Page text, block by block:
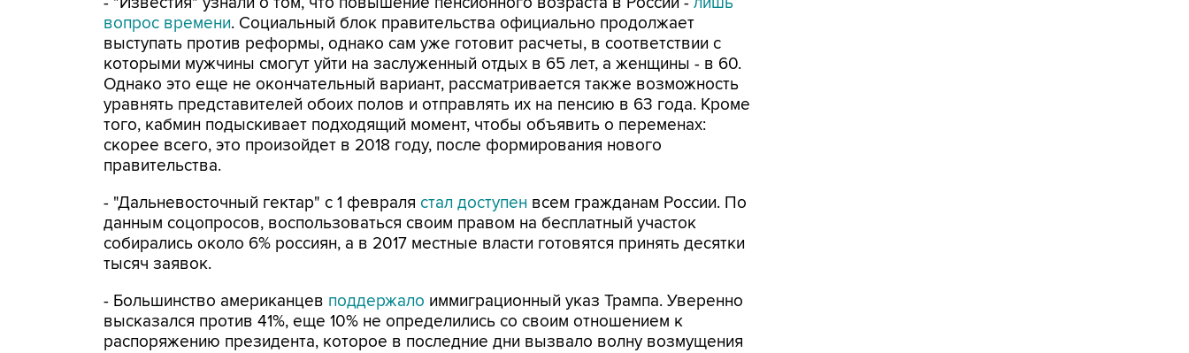
вопрос времени. Социальный блок правительства официально продолжает
выступать против реформы, однако сам уже готовит расчеты, в соответствии с
которыми мужчины смогут уйти на заслуженный отдых в 65 лет, а женщины - в 60.
Однако это еще не окончательный вариант, рассматривается также возможность
уравнять представителей обоих полов и отправлять их на пенсию в 63 года. Кроме
того, кабмин подыскивает подходящий момент, чтобы объявить о переменах:
скорее всего, это произойдет в 2018 году, после формирования нового
правительства.
- "Дальневосточный гектар" с 1 февраля стал доступен всем гражданам России. По
данным соцопросов, воспользоваться своим правом на бесплатный участок
собирались около 6% россиян, а в 2017 местные власти готовятся принять десятки
тысяч заявок.
- Большинство американцев поддержало иммиграционный указ Трампа. Уверенно
высказался против 41%, еще 10% не определились со своим отношением к
распоряжению президента, которое в последние дни вызвало волну возмущения